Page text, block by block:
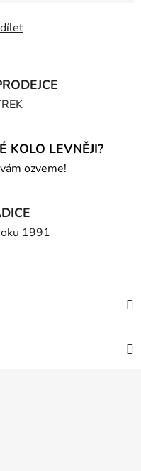
KOLO LEVNĚJI?
ozveme!
1991